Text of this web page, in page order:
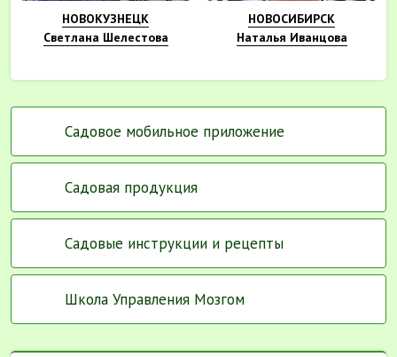
НОВОКУЗНЕЦК
Светлана Шелестова
НОВОСИБИРСК
Наталья Иванцова
Садовое мобильное приложение
Садовая продукция
Садовые инструкции и рецепты
Школа Управления Мозгом